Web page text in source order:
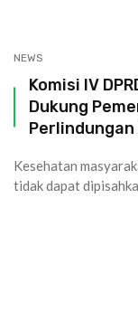
NEWS
Komisi IV
Dukung
Perlindungan
Kesehatan
tidak dapat